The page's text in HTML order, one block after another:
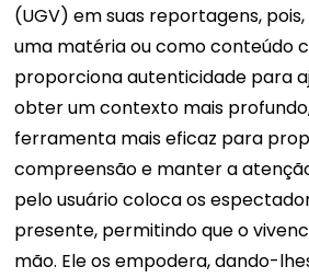
(UGV) em suas reportagens,
uma matéria ou como conteúdo
proporciona autenticidade para
obter um contexto mais
ferramenta mais eficaz para
compreensão e manter a
pelo usuário coloca os
presente, permitindo que o
mão. Ele os empodera, dando-